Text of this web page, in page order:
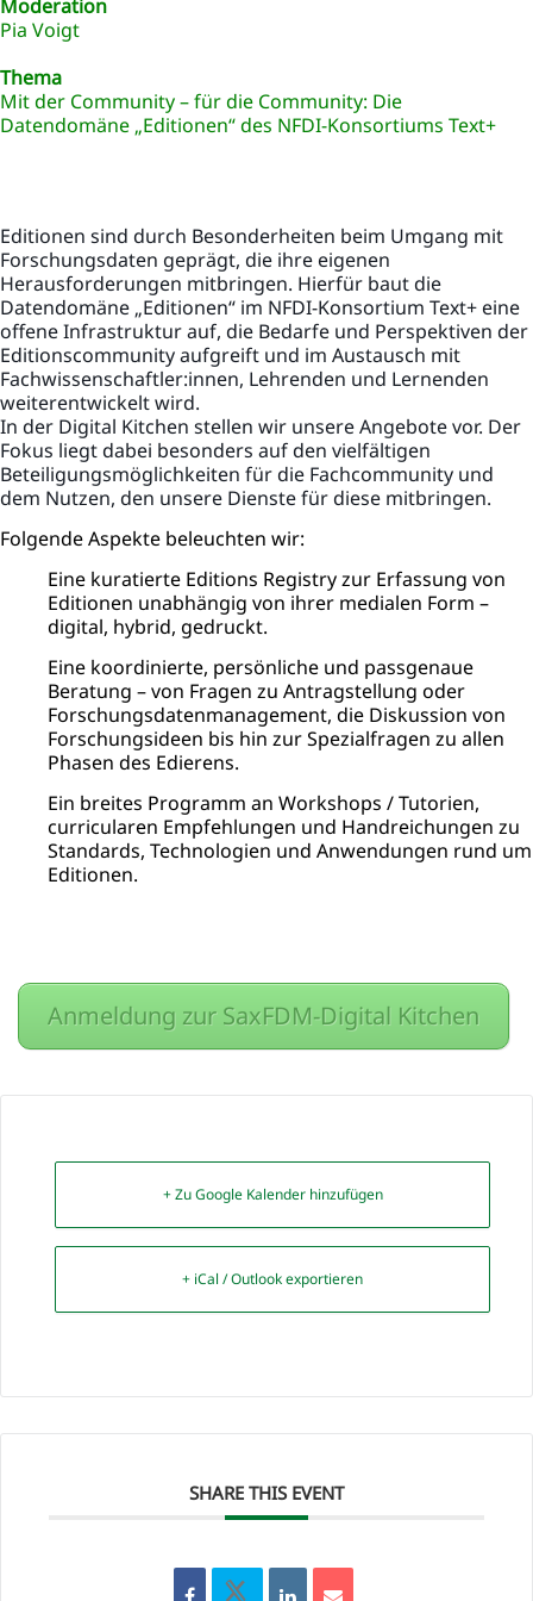
Moderation
Pia Voigt
Thema
Mit der Community – für die Community: Die
Datendomäne „Editionen“ des NFDI-Konsortiums Text+
Editionen sind durch Besonderheiten beim Umgang mit
Forschungsdaten geprägt, die ihre eigenen
Herausforderungen mitbringen. Hierfür baut die
Datendomäne „Editionen“ im NFDI-Konsortium Text+ eine
offene Infrastruktur auf, die Bedarfe und Perspektiven der
Editionscommunity aufgreift und im Austausch mit
Fachwissenschaftler:innen, Lehrenden und Lernenden
weiterentwickelt wird.
In der Digital Kitchen stellen wir unsere Angebote vor. Der
Fokus liegt dabei besonders auf den vielfältigen
Beteiligungsmöglichkeiten für die Fachcommunity und
dem Nutzen, den unsere Dienste für diese mitbringen.
Folgende Aspekte beleuchten wir:
Eine kuratierte Editions Registry zur Erfassung von
Editionen unabhängig von ihrer medialen Form –
digital, hybrid, gedruckt.
Eine koordinierte, persönliche und passgenaue
Beratung – von Fragen zu Antragstellung oder
Forschungsdatenmanagement, die Diskussion von
Forschungsideen bis hin zur Spezialfragen zu allen
Phasen des Edierens.
Ein breites Programm an Workshops / Tutorien,
curricularen Empfehlungen und Handreichungen zu
Standards, Technologien und Anwendungen rund um
Editionen.
Anmeldung zur SaxFDM-Digital Kitchen
+ Zu Google Kalender hinzufügen
+ iCal / Outlook exportieren
SHARE THIS EVENT